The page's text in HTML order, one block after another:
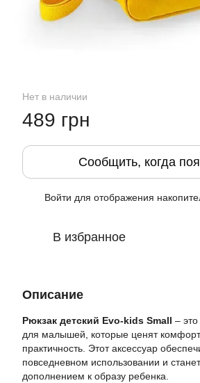
Нет в наличии
489 грн
Сообщить, когда
Войти для отображения
В избранное
Описание
Рюкзак детский Evo-kids Small –
для малышей, которые ценят
практичность. Этот аксессуар
повседневном использовании и
дополнением к образу ребенка.